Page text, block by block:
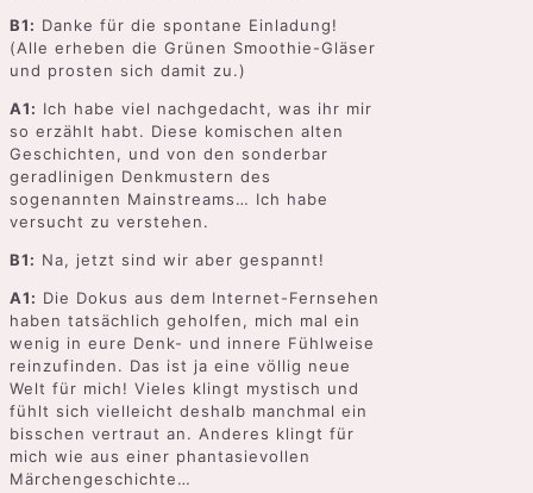
B1: Danke für die spontane Einladung!
(Alle erheben die Grünen Smoothie-Gläser
und prosten sich damit zu.)
A1: Ich habe viel nachgedacht, was ihr mir
so erzählt habt. Diese komischen alten
Geschichten, und von den sonderbar
geradlinigen Denkmustern des
sogenannten Mainstreams… Ich habe
versucht zu verstehen.
B1: Na, jetzt sind wir aber gespannt!
A1: Die Dokus aus dem Internet-Fernsehen
haben tatsächlich geholfen, mich mal ein
wenig in eure Denk- und innere Fühlweise
reinzufinden. Das ist ja eine völlig neue
Welt für mich! Vieles klingt mystisch und
fühlt sich vielleicht deshalb manchmal ein
bisschen vertraut an. Anderes klingt für
mich wie aus einer phantasievollen
Märchengeschichte…